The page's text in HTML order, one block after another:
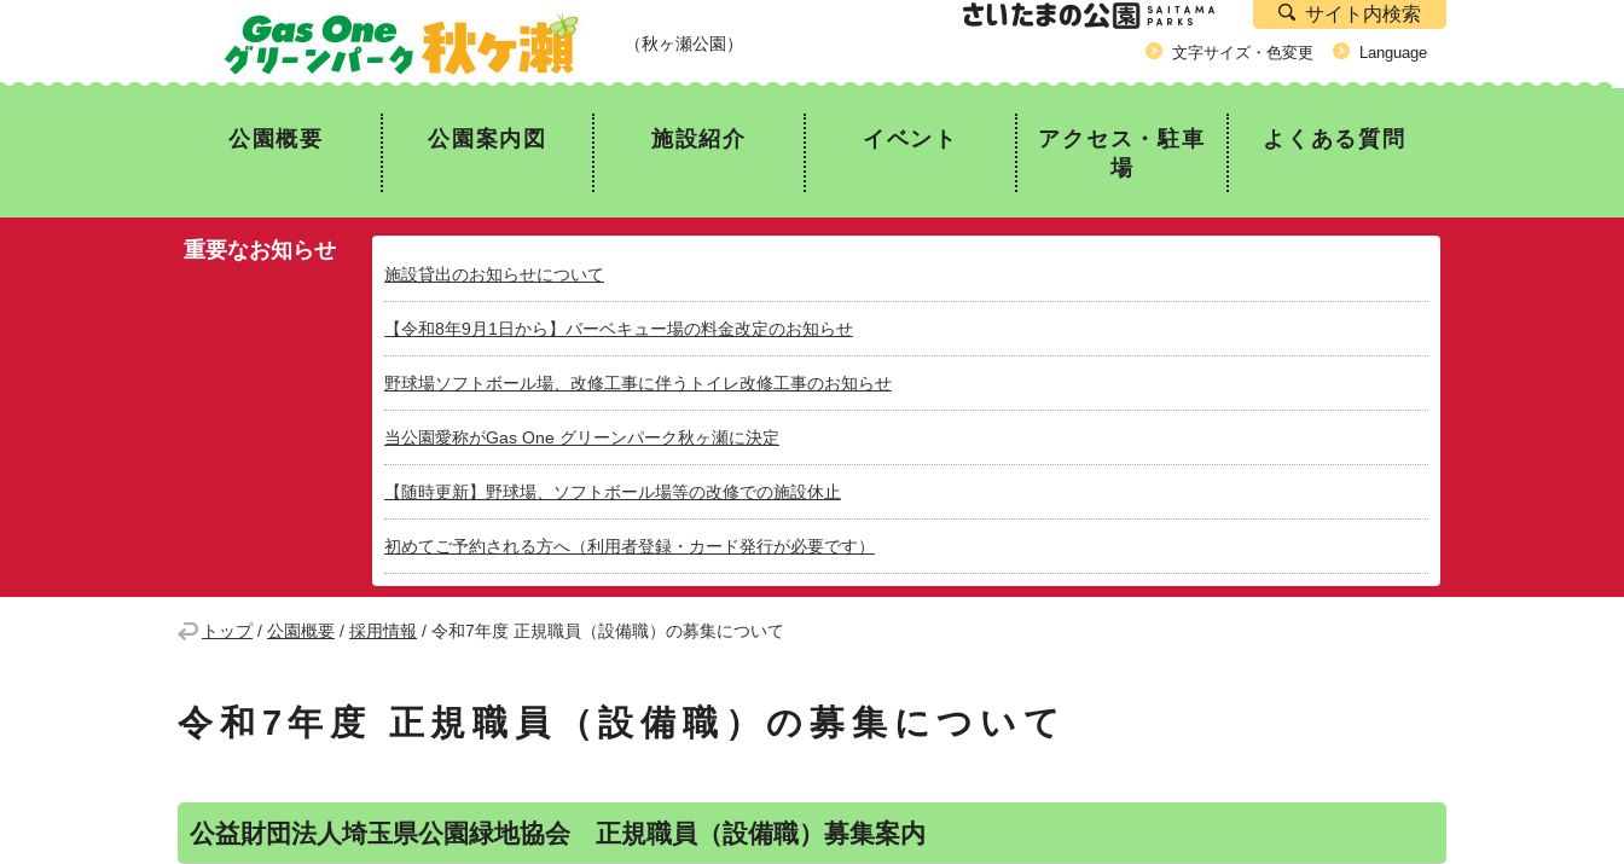
（秋ヶ瀬公園） サイト内検索
文字サイズ・色変更 Language
公園概要 公園案内図 施設紹介 イベント
アクセス・駐車
場
よくある質問
重要なお知らせ
施設貸出のお知らせについて
【令和8年9月1日から】バーベキュー場の料金改定のお知らせ
野球場ソフトボール場、改修工事に伴うトイレ改修工事のお知らせ
当公園愛称がGas One グリーンパーク秋ヶ瀬に決定
【随時更新】野球場、ソフトボール場等の改修での施設休止
初めてご予約される方へ（利用者登録・カード発行が必要です）
トップ/ 公園概要 / 採用情報 / 令和7年度 正規職員（設備職）の募集について
令和7年度 正規職員（設備職）の募集について
公益財団法人埼玉県公園緑地協会 正規職員（設備職）募集案内